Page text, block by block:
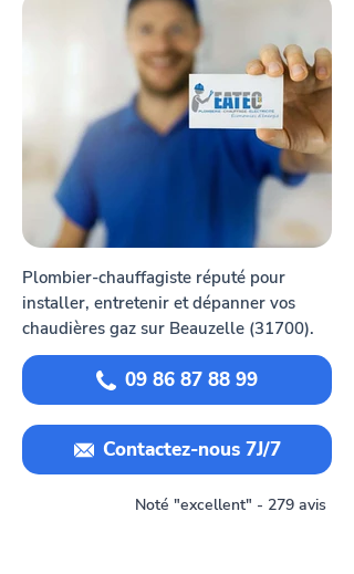
Plombier-chauffagiste réputé pour
installer, entretenir et dépanner vos
chaudières gaz sur Beauzelle (31700).
09 86 87 88 99
Contactez-nous 7J/7
Noté "excellent" - 279 avis